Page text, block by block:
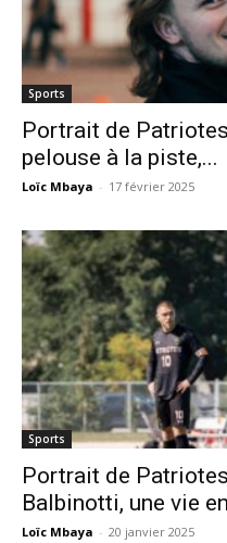
Sports
Portrait de
pelouse à la piste,...
Loïc Mbaya - 17 février 2025
Sports
Portrait de
Balbinotti, une vie
Loïc Mbaya - 20 janvier 2025